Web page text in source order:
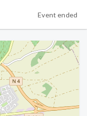
Event ended